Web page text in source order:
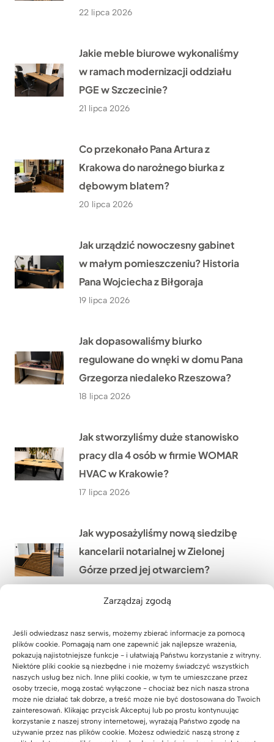
Zarządzaj zgodą
Jeśli odwiedzasz nasz serwis, możemy zbierać informacje za pomocą
plików cookie. Pomagają nam one zapewnić jak najlepsze wrażenia,
pokazują najistotniejsze funkcje - i ułatwiają Państwu korzystanie z witryny.
Niektóre pliki cookie są niezbędne i nie możemy świadczyć wszystkich
naszych usług bez nich. Inne pliki cookie, w tym te umieszczane przez
osoby trzecie, mogą zostać wyłączone - chociaż bez nich nasza strona
może nie działać tak dobrze, a treść może nie być dostosowana do Twoich
zainteresowań. Klikając przycisk Akceptuj lub po prostu kontynuując
korzystanie z naszej strony internetowej, wyrażają Państwo zgodę na
używanie przez nas plików cookie. Możesz odwiedzić naszą stronę z
22 lipca 2026
Jakie meble biurowe wykonaliśmy
w ramach modernizacji oddziału
PGE w Szczecinie?
21 lipca 2026
Co przekonało Pana Artura z
Krakowa do narożnego biurka z
dębowym blatem?
20 lipca 2026
Jak urządzić nowoczesny gabinet
w małym pomieszczeniu? Historia
Pana Wojciecha z Biłgoraja
19 lipca 2026
Jak dopasowaliśmy biurko
regulowane do wnęki w domu Pana
Grzegorza niedaleko Rzeszowa?
18 lipca 2026
Jak stworzyliśmy duże stanowisko
pracy dla 4 osób w firmie WOMAR
HVAC w Krakowie?
17 lipca 2026
Jak wyposażyliśmy nową siedzibę
kancelarii notarialnej w Zielonej
Górze przed jej otwarciem?
Jak odmieniliśmy gabinet
fizjoterapii Hanas w Biłgoraju
dzięki nowym meblom na wymiar?
15 lipca 2026
Dlaczego Pani Anna z firmy Dotacje